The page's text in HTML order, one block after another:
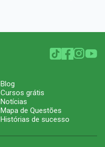
Blog
Cursos grátis
Notícias
Mapa de Questões
Histórias de sucesso